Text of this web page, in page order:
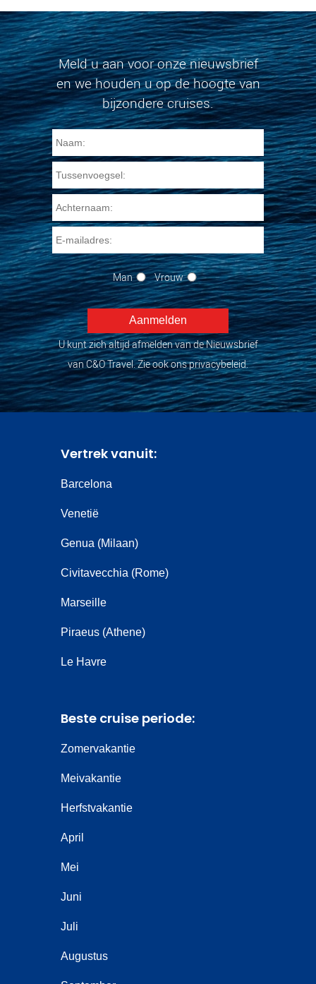
Meld u aan voor onze nieuwsbrief
en we houden u op de hoogte van
bijzondere cruises.
Man Vrouw
U kunt zich altijd afmelden van de Nieuwsbrief
van C&O Travel. Zie ook ons privacybeleid.
Vertrek vanuit:
Barcelona
Venetië
Genua (Milaan)
Civitavecchia (Rome)
Marseille
Piraeus (Athene)
Le Havre
Beste cruise periode:
Zomervakantie
Meivakantie
Herfstvakantie
April
Mei
Juni
Juli
Augustus